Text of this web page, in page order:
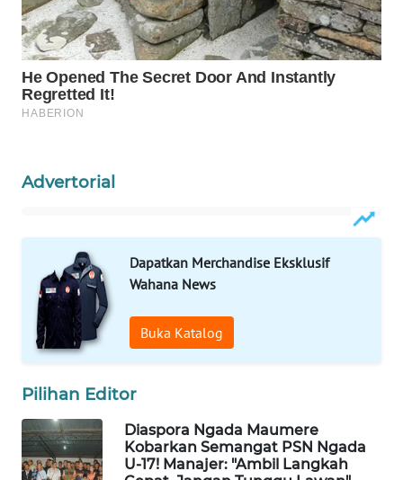
Advertorial
Dapatkan Merchandise Eksklusif
Wahana News
Buka Katalog
Pilihan Editor
Diaspora Ngada Maumere
Kobarkan Semangat PSN Ngada
U-17! Manajer: "Ambil Langkah
PERSONA
WAHANA
OTOMOTIF
WAHANA
LAPAK
WAHANA
Wahana
Network
KONSUMEN
LISTRIK
MASYARAKAT